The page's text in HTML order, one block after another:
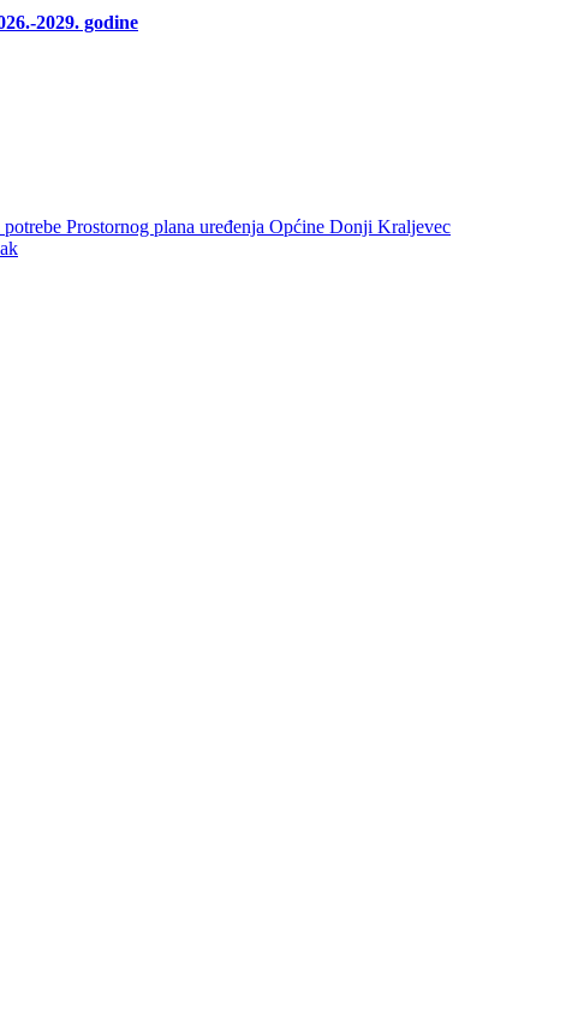
2029. godine
Prostornog plana uređenja Općine Donji Kraljevec